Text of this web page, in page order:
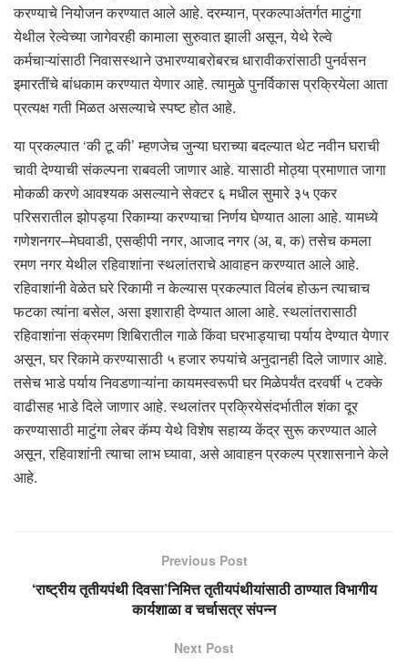
करण्याचे नियोजन करण्यात आले आहे. दरम्यान, प्रकल्पाअंतर्गत माटुंगा
येथील रेल्वेच्या जागेवरही कामाला सुरुवात झाली असून, येथे रेल्वे
कर्मचाऱ्यांसाठी निवासस्थाने उभारण्याबरोबरच धारावीकरांसाठी पुनर्वसन
इमारतींचे बांधकाम करण्यात येणार आहे. त्यामुळे पुनर्विकास प्रक्रियेला आता
प्रत्यक्ष गती मिळत असल्याचे स्पष्ट होत आहे.
या प्रकल्पात ‘की टू की’ म्हणजेच जुन्या घराच्या बदल्यात थेट नवीन घराची
चावी देण्याची संकल्पना राबवली जाणार आहे. यासाठी मोठ्या प्रमाणात जागा
मोकळी करणे आवश्यक असल्याने सेक्टर ६ मधील सुमारे ३५ एकर
परिसरातील झोपड्या रिकाम्या करण्याचा निर्णय घेण्यात आला आहे. यामध्ये
गणेशनगर–मेघवाडी, एसव्हीपी नगर, आजाद नगर (अ, ब, क) तसेच कमला
रमण नगर येथील रहिवाशांना स्थलांतराचे आवाहन करण्यात आले आहे.
रहिवाशांनी वेळेत घरे रिकामी न केल्यास प्रकल्पात विलंब होऊन त्याचाच
फटका त्यांना बसेल, असा इशाराही देण्यात आला आहे. स्थलांतरासाठी
रहिवाशांना संक्रमण शिबिरातील गाळे किंवा घरभाड्याचा पर्याय देण्यात येणार
असून, घर रिकामे करण्यासाठी ५ हजार रुपयांचे अनुदानही दिले जाणार आहे.
तसेच भाडे पर्याय निवडणाऱ्यांना कायमस्वरूपी घर मिळेपर्यंत दरवर्षी ५ टक्के
वाढीसह भाडे दिले जाणार आहे. स्थलांतर प्रक्रियेसंदर्भातील शंका दूर
करण्यासाठी माटुंगा लेबर कॅम्प येथे विशेष सहाय्य केंद्र सुरू करण्यात आले
असून, रहिवाशांनी त्याचा लाभ घ्यावा, असे आवाहन प्रकल्प प्रशासनाने केले
आहे.
Previous Post
‘राष्ट्रीय तृतीयपंथी दिवसा’निमित्त तृतीयपंथीयांसाठी ठाण्यात विभागीय
कार्यशाळा व चर्चासत्र संपन्न
Next Post